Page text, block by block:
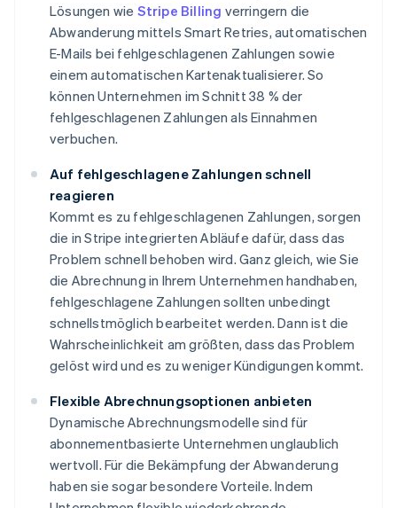
Lösungen wie Stripe Billing verringern die
Abwanderung mittels Smart Retries, automatischen
E-Mails bei fehlgeschlagenen Zahlungen sowie
einem automatischen Kartenaktualisierer. So
können Unternehmen im Schnitt 38 % der
fehlgeschlagenen Zahlungen als Einnahmen
verbuchen.
Auf fehlgeschlagene Zahlungen schnell
reagieren
Kommt es zu fehlgeschlagenen Zahlungen, sorgen
die in Stripe integrierten Abläufe dafür, dass das
Problem schnell behoben wird. Ganz gleich, wie Sie
die Abrechnung in Ihrem Unternehmen handhaben,
fehlgeschlagene Zahlungen sollten unbedingt
schnellstmöglich bearbeitet werden. Dann ist die
Wahrscheinlichkeit am größten, dass das Problem
gelöst wird und es zu weniger Kündigungen kommt.
Flexible Abrechnungsoptionen anbieten
Dynamische Abrechnungsmodelle sind für
abonnementbasierte Unternehmen unglaublich
wertvoll. Für die Bekämpfung der Abwanderung
haben sie sogar besondere Vorteile. Indem